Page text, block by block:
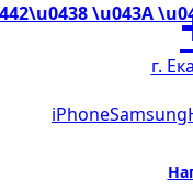
\u043A
г.
iPhoneSamsung